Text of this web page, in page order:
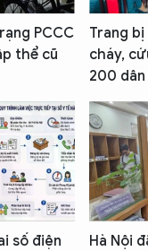
PCCC
thể cũ
Trang
cháy,
200
số điện
Hà Nội